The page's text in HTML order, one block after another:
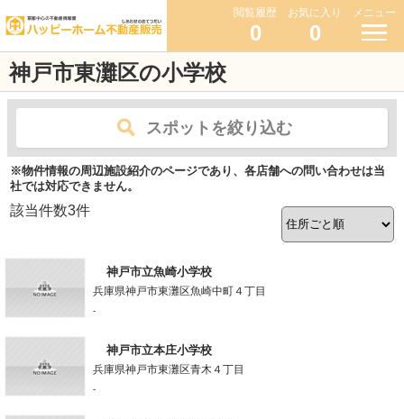
閲覧履歴
0
お気に入り
0
メニュー
神戸市東灘区の小学校
スポットを絞り込む
※物件情報の周辺施設紹介のページであり、各店舗への問い合わせは当
社では対応できません。
該当件数3件
神戸市立魚崎小学校
兵庫県神戸市東灘区魚崎中町４丁目
-
神戸市立本庄小学校
兵庫県神戸市東灘区青木４丁目
-